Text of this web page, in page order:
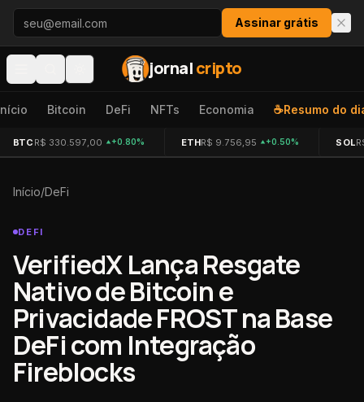
Pular para o conteúdo
Assinar grátis
jornalcripto
Bitcoin DeFi NFTs Economia ☕Resumo do
BTC R$ 330.597,00 +0.80% ETHR$ 9.756,95 +0.50% SOL
Início/DeFi
DEFI
VerifiedX Lança Resgate
Nativo de Bitcoin e
Privacidade FROST na Base
DeFi com Integração
Fireblocks